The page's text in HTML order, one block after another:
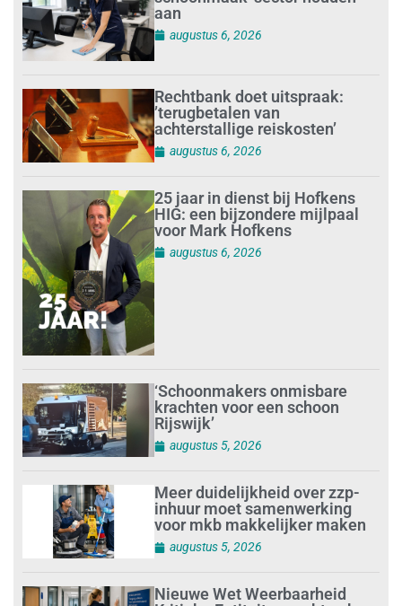
aan
augustus 6, 2026
Rechtbank doet uitspraak:
’terugbetalen van
achterstallige reiskosten’
augustus 6, 2026
25 jaar in dienst bij Hofkens
HIG: een bijzondere mijlpaal
voor Mark Hofkens
augustus 6, 2026
‘Schoonmakers onmisbare
krachten voor een schoon
Rijswijk’
augustus 5, 2026
Meer duidelijkheid over zzp-
inhuur moet samenwerking
voor mkb makkelijker maken
augustus 5, 2026
Nieuwe Wet Weerbaarheid